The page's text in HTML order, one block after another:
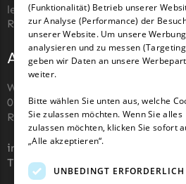
TECH Line Messer
Begrenzungsdraht
Texas
Begrenzungsdraht
Wiper
Wiper Messer
Begrenzungsdraht
leicht zu machen, die richtigen
Roboter-Rasenmäher zu kaufen.
Adresse und Kontakt
Wiesenstraße 110,
07743, Jena, Deutschland (keine
Rücksendeadresse)
info@robotermaher-messer.de
Tel. +49 3641 8090878
(Funktionalität) Betrieb unserer
zur Analyse (Performance) der
unserer Website. Um unsere
analysieren und zu messen
geben wir Daten an unsere
weiter.
Bitte wählen Sie unten aus, welche
Sie zulassen möchten. Wenn Sie alles
zulassen möchten, klicken Sie sofort
„Alle akzeptieren“.
UNBEDINGT ERFORDERLICH